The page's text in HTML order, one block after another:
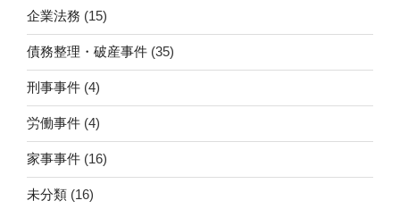
企業法務 (15)
債務整理・破産事件 (35)
刑事事件 (4)
労働事件 (4)
家事事件 (16)
未分類 (16)